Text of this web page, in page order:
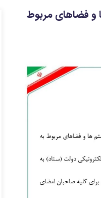
و فضاهای مربوط